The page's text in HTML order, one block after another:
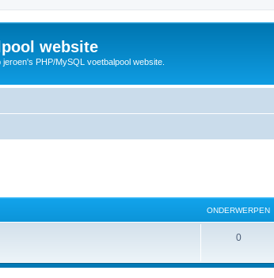
website
PHP/MySQL voetbalpool website.
ONDERWERPEN
0O